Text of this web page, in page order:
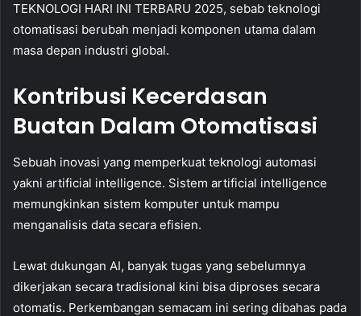
TEKNOLOGI HARI INI TERBARU 2025, sebab teknologi
otomatisasi berubah menjadi komponen utama dalam
masa depan industri global.
Kontribusi Kecerdasan
Buatan Dalam Otomatisasi
Sebuah inovasi yang memperkuat teknologi automasi
yakni artificial intelligence. Sistem artificial intelligence
memungkinkan sistem komputer untuk mampu
menganalisis data secara efisien.
Lewat dukungan AI, banyak tugas yang sebelumnya
dikerjakan secara tradisional kini bisa diproses secara
otomatis. Perkembangan semacam ini sering dibahas pada